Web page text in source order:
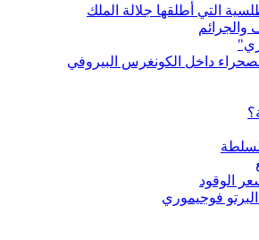
التي أطلقها جلالة الملك
والجرائم
داخل الكونغرس البيروفي
الوقود
فوجيموري